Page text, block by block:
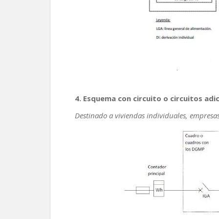
4. Esquema con circuito o circuitos
Destinado a viviendas individuales,